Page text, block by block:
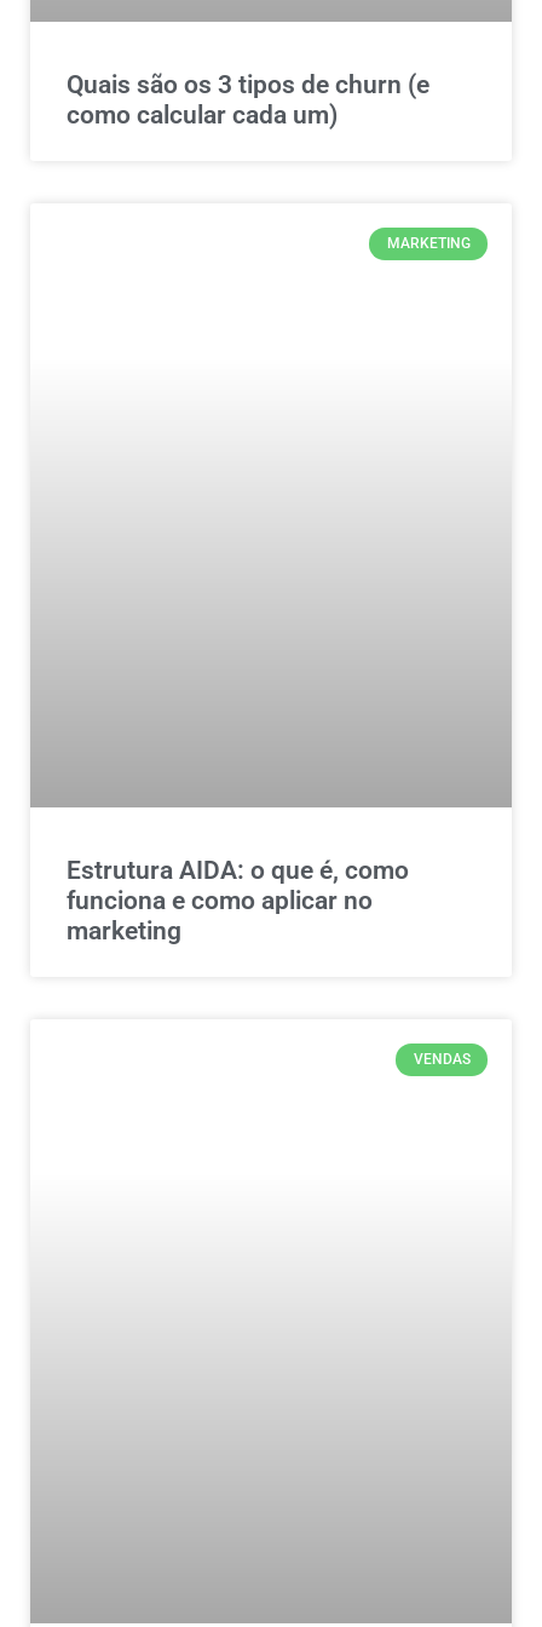
Quais são os 3 tipos de churn (e
como calcular cada um)
MARKETING
Estrutura AIDA: o que é, como
funciona e como aplicar no
marketing
VENDAS